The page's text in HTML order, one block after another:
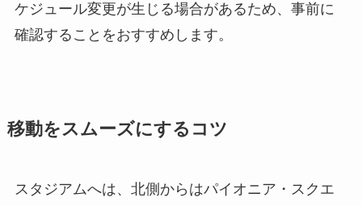
ケジュール変更が生じる場合があるため、事前に
確認することをおすすめします。
移動をスムーズにするコツ
スタジアムへは、北側からはパイオニア・スクエ